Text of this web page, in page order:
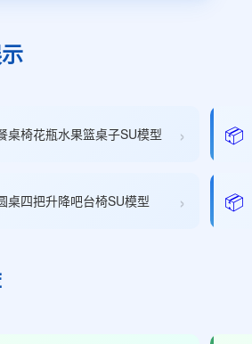
桌椅花瓶水果篮桌子SU模型 › 📦
桌四把升降吧台椅SU模型 › 📦